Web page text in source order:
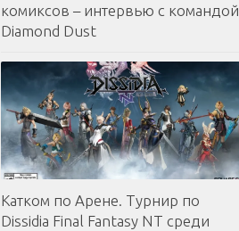
комиксов – интервью с командой
Diamond Dust
Катком по Арене. Турнир по
Dissidia Final Fantasy NT среди